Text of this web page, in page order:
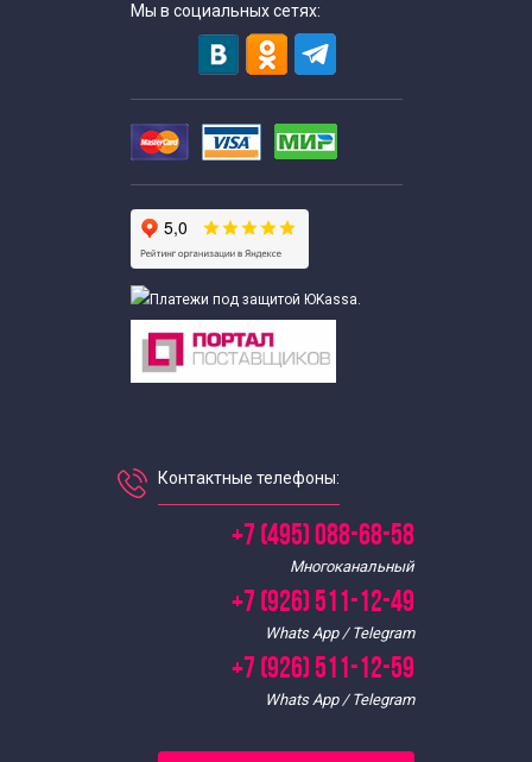
Экскурсии для школьников в апреле
Экскурсии для школьников в феврале
Экскурсии для школьников в мае
Экскурсии для школьников в марте
Экскурсии в парки Москвы
Экскурсии в театры Москвы
Экскурсии для школьников в Царицыно
Экскурсии для школьников
Мы в социальных сетях:
Контактные телефоны:
+7 (495) 088-68-58
Многоканальный
+7 (926) 511-12-49
Whats App / Telegram
+7 (926) 511-12-59
Whats App / Telegram